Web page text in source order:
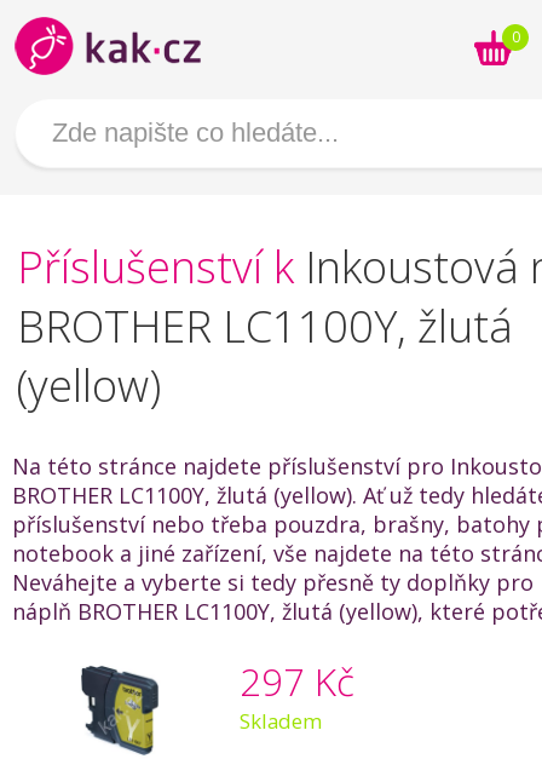
0
Příslušenství k Inkoustová
BROTHER LC1100Y, žlutá
(yellow)
Na této stránce najdete příslušenství pro
BROTHER LC1100Y, žlutá (yellow). Ať už tedy
příslušenství nebo třeba pouzdra, brašny, batohy
notebook a jiné zařízení, vše najdete na této
Neváhejte a vyberte si tedy přesně ty doplňky pro
náplň BROTHER LC1100Y, žlutá (yellow), které
297 Kč
Skladem